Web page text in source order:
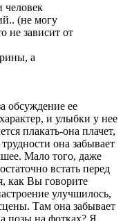
человек
(не могу
не зависит от
а
обсуждение ее
и улыбки у нее
плакать-она плачет,
она забывает
Мало того, даже
встать перед
как Вы говорите
улучшилось,
Там она забывает
позы на фотках? Я